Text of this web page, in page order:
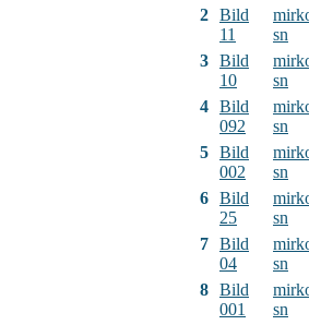
2 Bild
11
sn
3 Bild
10
sn
4 Bild
092
sn
5 Bild
002
sn
6 Bild
25
sn
7 Bild
04
sn
8 Bild
001
sn